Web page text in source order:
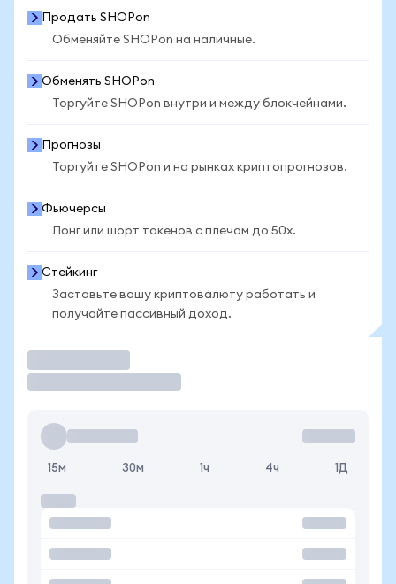
Продать SHOPon
Обменяйте SHOPon на наличные.
Обменять SHOPon
Торгуйте SHOPon внутри и между блокчейнами.
Прогнозы
Торгуйте SHOPon и на рынках криптопрогнозов.
Фьючерсы
Лонг или шорт токенов с плечом до 50x.
Стейкинг
Заставьте вашу криптовалюту работать и
получайте пассивный доход.
15м 30м 1ч 4ч 1Д